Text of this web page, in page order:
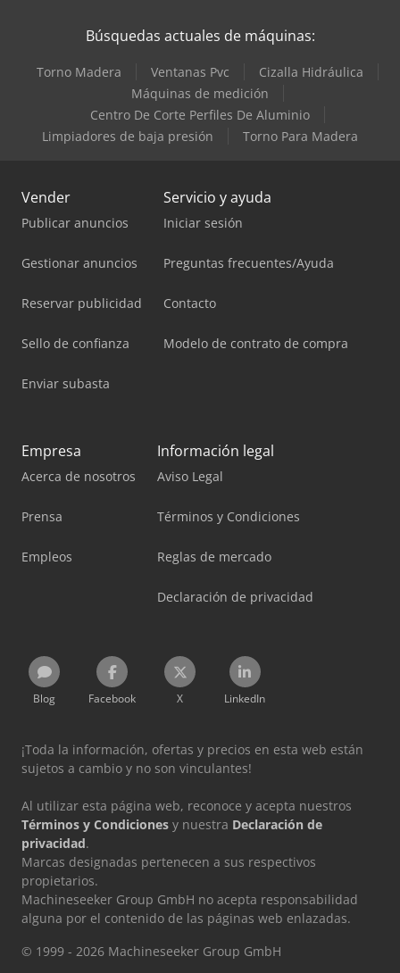
Búsquedas actuales de máquinas:
Torno Madera Ventanas Pvc
Cizalla Hidráulica
Máquinas de medición
Centro De Corte Perfiles De Aluminio
Limpiadores de baja presión
Torno Para Madera
Vender
Publicar anuncios
Gestionar anuncios
Reservar publicidad
Sello de confianza
Enviar subasta
Servicio y ayuda
Iniciar sesión
Preguntas frecuentes/Ayuda
Contacto
Modelo de contrato de compra
Empresa
Acerca de nosotros
Prensa
Empleos
Información legal
Aviso Legal
Términos y Condiciones
Reglas de mercado
Declaración de privacidad
Blog Facebook X LinkedIn
¡Toda la información, ofertas y precios en esta web están
sujetos a cambio y no son vinculantes!
Al utilizar esta página web, reconoce y acepta nuestros
Términos y Condiciones y nuestra Declaración de
privacidad.
Marcas designadas pertenecen a sus respectivos
propietarios.
Machineseeker Group GmbH no acepta responsabilidad
alguna por el contenido de las páginas web enlazadas.
© 1999 - 2026 Machineseeker Group GmbH